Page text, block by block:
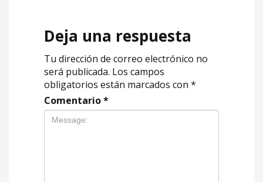
Deja una respuesta
Tu dirección de correo electrónico no
será publicada. Los campos
obligatorios están marcados con *
Comentario*